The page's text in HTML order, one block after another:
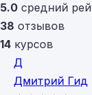
5.0 средний
38 отзывов
14 курсов
Д
Дмитрий Гид